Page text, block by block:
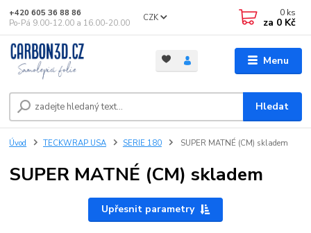
Menu
CZK
Hledat
+420 605 36 88 86
Po-Pá 9.00-12.00 a 16.00-20.00
0 ks
za 0 Kč
Úvod TECKWRAP USA SERIE 180 SUPER MATNÉ (CM) skladem
SUPER MATNÉ (CM) skladem
Upřesnit parametry